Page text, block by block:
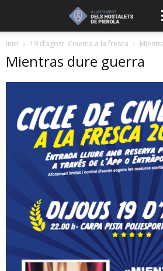
Inici 19 d’agost. Cinema a la fresca
Mientras dure guerra